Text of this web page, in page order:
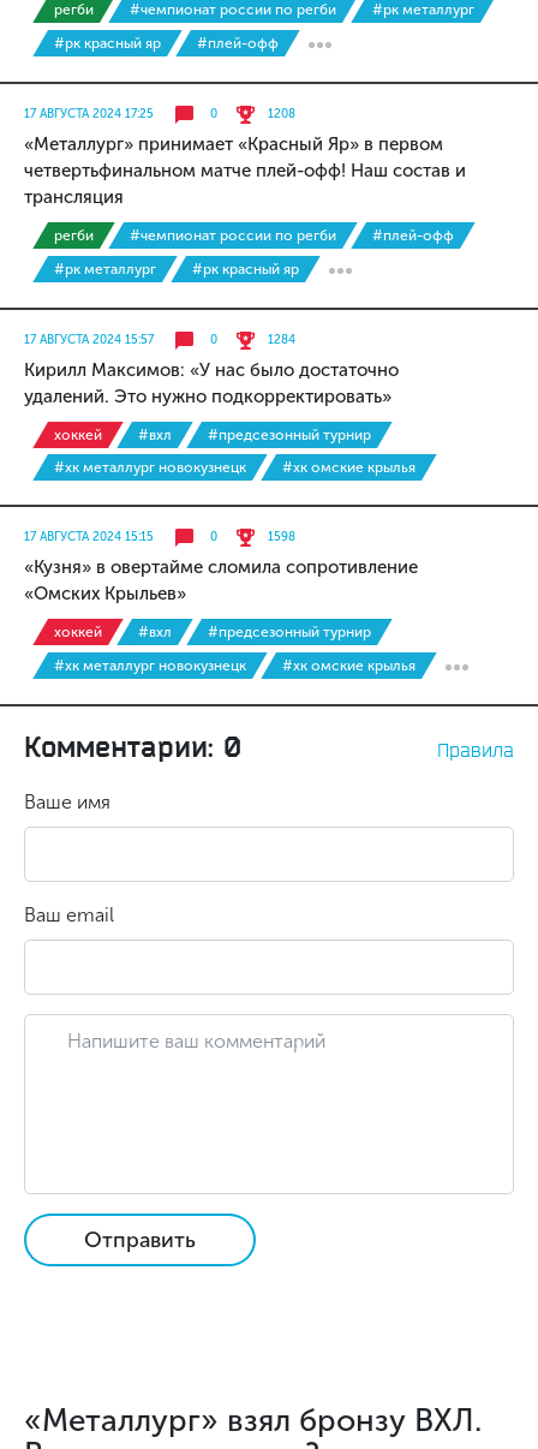
регби #чемпионат россии по регби
#рк металлург
#рк красный яр
#плей-офф
17 АВГУСТА 2024 17:25 0 1208
«Металлург» принимает «Красный Яр» в первом
четвертьфинальном матче плей-офф! Наш состав и
трансляция
регби #чемпионат россии по регби
#плей-офф
#рк металлург
#рк красный яр
17 АВГУСТА 2024 15:57 0 1284
Кирилл Максимов: «У нас было достаточно
удалений. Это нужно подкорректировать»
хоккей #вхл
#предсезонный турнир
#хк металлург новокузнецк
#хк омские крылья
17 АВГУСТА 2024 15:15 0 1598
«Кузня» в овертайме сломила сопротивление
«Омских Крыльев»
хоккей #вхл
#предсезонный турнир
#хк металлург новокузнецк
#хк омские крылья
Комментарии: 0 Правила
Ваше имя
Ваш email
Отправить
«Металлург» взял бронзу ВХЛ.